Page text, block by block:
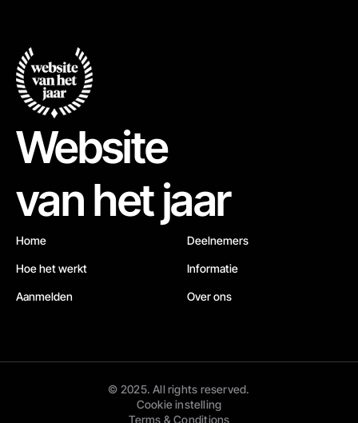
Website
van het jaar
Home
Hoe het werkt
Aanmelden
Deelnemers
Informatie
Over ons
© 2025. All rights reserved.
Cookie instelling
Terms & Conditions